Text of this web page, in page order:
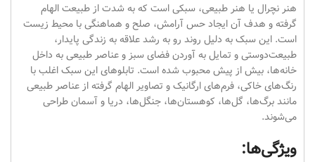
هنر نچرال یا هنر طبیعی، سبکی است که به شدت از طبیعت الهام
گرفته و هدف آن ایجاد حس آرامش، صلح و هماهنگی با محیط زیست
است. این سبک به دلیل روند رو به رشد علاقه به زندگی پایدار،
طبیعت‌دوستی و تمایل به آوردن فضای سبز و عناصر طبیعی به داخل
خانه‌ها، بیش از پیش محبوب شده است. تابلوهای این سبک اغلب با
رنگ‌های خاکی، فرم‌های ارگانیک و تصاویر الهام گرفته از عناصر طبیعی
مانند برگ‌ها، گل‌ها، کوهستان‌ها، جنگل‌ها، دریا و آسمان طراحی
می‌شوند.
ویژگی‌ها: